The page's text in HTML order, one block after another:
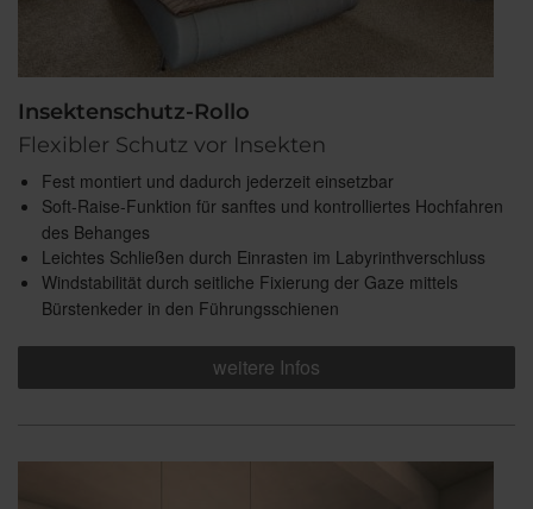
Insektenschutz-Rollo
Flexibler Schutz vor Insekten
Fest montiert und dadurch jederzeit einsetzbar
Soft-Raise-Funktion für sanftes und kontrolliertes Hochfahren
des Behanges
Leichtes Schließen durch Einrasten im Labyrinthverschluss
Windstabilität durch seitliche Fixierung der Gaze mittels
Bürstenkeder in den Führungsschienen
weitere Infos